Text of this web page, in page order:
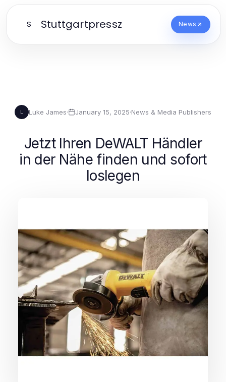
S Stuttgartpressz News
L Luke James· January 15, 2025·News & Media Publishers
Jetzt Ihren DeWALT Händler
in der Nähe finden und sofort
loslegen